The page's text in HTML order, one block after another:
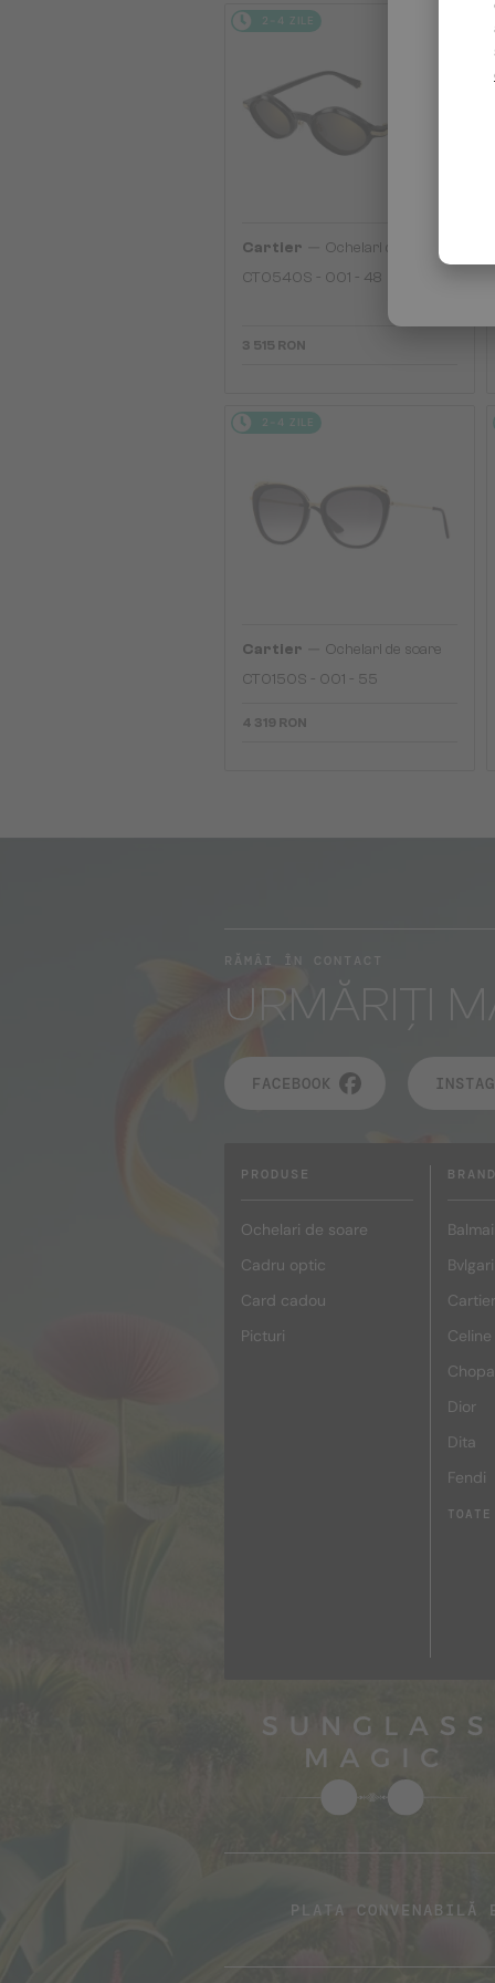
2-4 ZILE
Cartier
Ochelari de soare
CT0540S - 001 - 48
3 515 RON
2-4 ZILE
Cartier
Ochelari de soare
CT0150S - 001 - 55
4 319 RON
RĂMÂI ÎN CONTACT
URMĂRIȚI
FACEBOOK
PRODUSE
Ochelari de soare
Cadru optic
Card cadou
Picturi
Bvlgari
Cartier
Celine
Dior
Dita
Fendi
PLATA